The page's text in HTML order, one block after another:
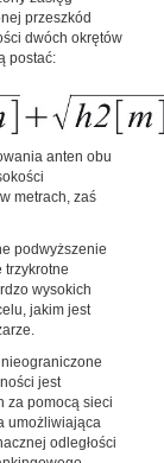
przeszkód
dwóch okrętów
postać:
anten obu
metrach, zaś
podwyższenie
wysokich
jakim jest
jest
za pomocą sieci
umożliwiająca
odległości